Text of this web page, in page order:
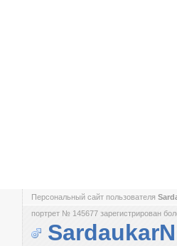
Персональный сайт пользователя
портрет № 145677 зарегистрирован